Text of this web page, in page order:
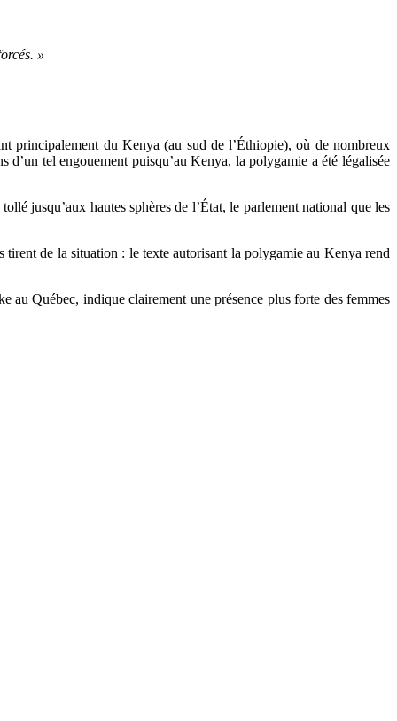
»
principalement du Kenya (au sud de l’Éthiopie), où de nombreux
tel engouement puisqu’au Kenya, la polygamie a été légalisée
jusqu’aux hautes sphères de l’État, le parlement national que les
tirent de la situation : le texte autorisant la polygamie au Kenya rend
au Québec, indique clairement une présence plus forte des femmes